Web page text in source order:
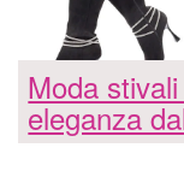
Moda
eleganza